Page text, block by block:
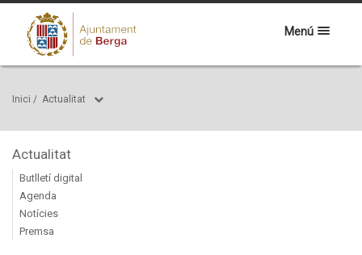
Menú
Inici / Actualitat
Actualitat
Butlletí digital
Agenda
Notícies
Premsa